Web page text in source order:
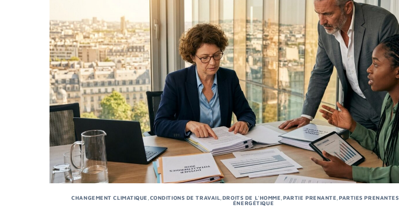
CHANGEMENT CLIMATIQUE CONDITIONS DE TRAVAIL DROITS DE L'HOMME ,PARTIE PRENANTE PARTIES PRENANTES
ÉNERGÉTIQUE